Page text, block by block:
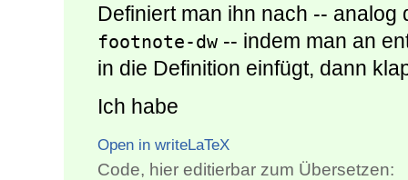
Definiert man ihn nach --
footnote-dw -- indem man an
in die Definition einfügt, dann
Ich habe
Open in writeLaTeX
Code, hier editierbar zum Übersetzen: